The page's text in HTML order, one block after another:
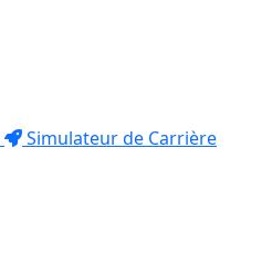
Simulateur de Carrière